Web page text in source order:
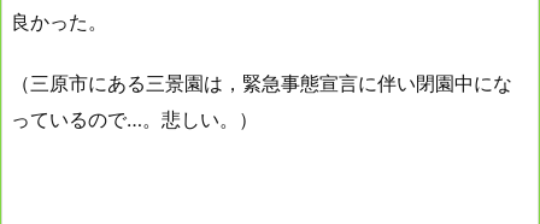
良かった。
（三原市にある三景園は，緊急事態宣言に伴い閉園中にな
っているので…。悲しい。）